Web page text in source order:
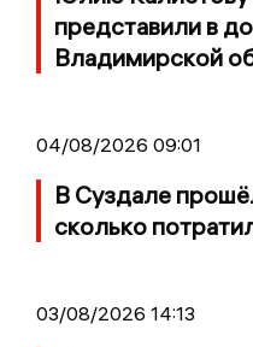
представили в
Владимирской
04/08/2026 09:01
В Суздале
сколько
03/08/2026 14:13